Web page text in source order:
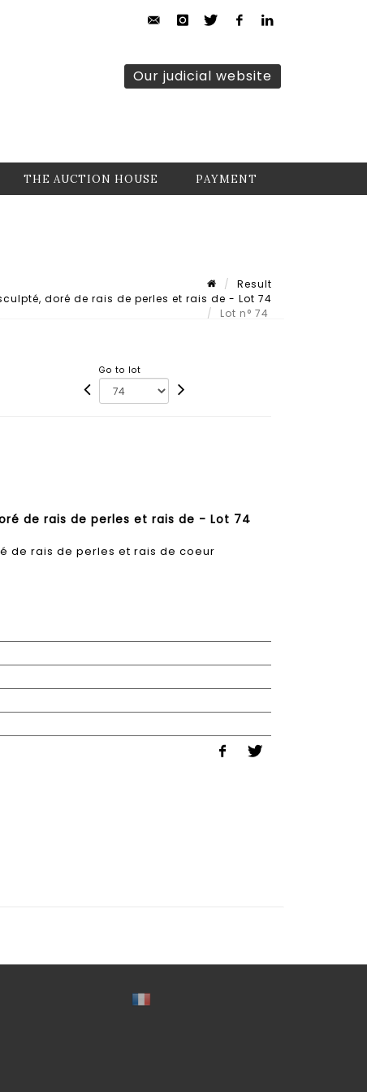
Our judicial website
THE AUCTION HOUSE PAYMENT
Result
doré de rais de perles et rais de - Lot 74
Lot n° 74
Go to lot
de rais de perles et rais de - Lot 74
de rais de perles et rais de coeur